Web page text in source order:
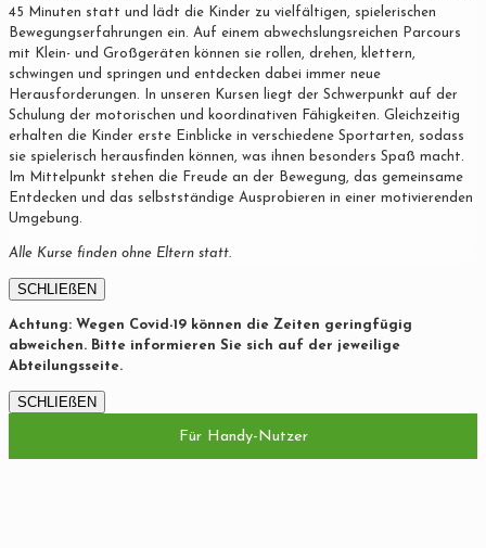
45 Minuten statt und lädt die Kinder zu vielfältigen, spielerischen
Bewegungserfahrungen ein. Auf einem abwechslungsreichen Parcours
mit Klein- und Großgeräten können sie rollen, drehen, klettern,
schwingen und springen und entdecken dabei immer neue
Herausforderungen. In unseren Kursen liegt der Schwerpunkt auf der
Schulung der motorischen und koordinativen Fähigkeiten. Gleichzeitig
erhalten die Kinder erste Einblicke in verschiedene Sportarten, sodass
sie spielerisch herausfinden können, was ihnen besonders Spaß macht.
Im Mittelpunkt stehen die Freude an der Bewegung, das gemeinsame
Entdecken und das selbstständige Ausprobieren in einer motivierenden
Umgebung.
Alle Kurse finden ohne Eltern statt.
SCHLIEßEN
Achtung: Wegen Covid-19 können die Zeiten geringfügig
abweichen. Bitte informieren Sie sich auf der jeweilige
Abteilungsseite.
SCHLIEßEN
Für Handy-Nutzer